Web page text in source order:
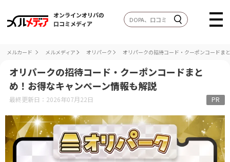
オンラインオリパの
口コミメディア
メルカード メルメディア オリパーク オリパークの招待コード・クーポンコードま
オリパークの招待コード・クーポンコードまと
め！お得なキャンペーン情報も解説
最終更新日：2026年07月22日 PR